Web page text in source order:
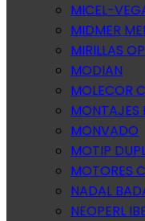
MICEL-
MIDMER
MIRILLAS
MODIAN
MOLECOR
MONTAJES
MONVADO
MOTIP
MOTORES
NADAL
NEOPERL